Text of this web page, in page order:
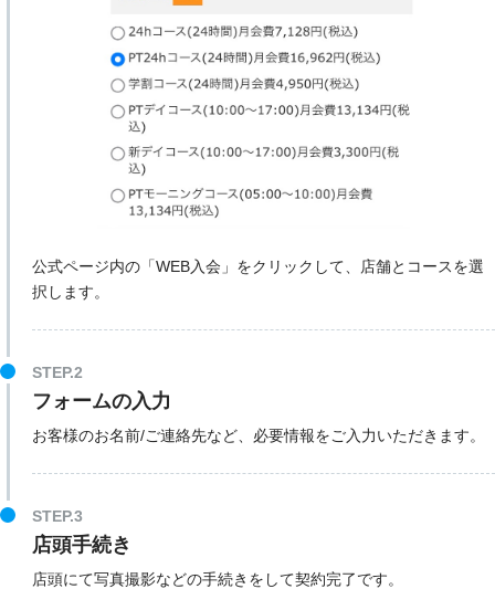
公式ページ内の「WEB入会」をクリックして、店舗とコースを選
択します。
STEP.2
フォームの入力
お客様のお名前/ご連絡先など、必要情報をご入力いただきます。
STEP.3
店頭手続き
店頭にて写真撮影などの手続きをして契約完了です。